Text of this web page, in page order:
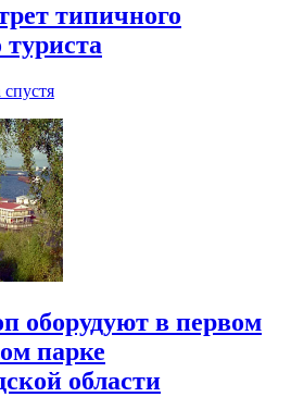
типичного
туриста
спустя
оборудуют в первом
парке
области